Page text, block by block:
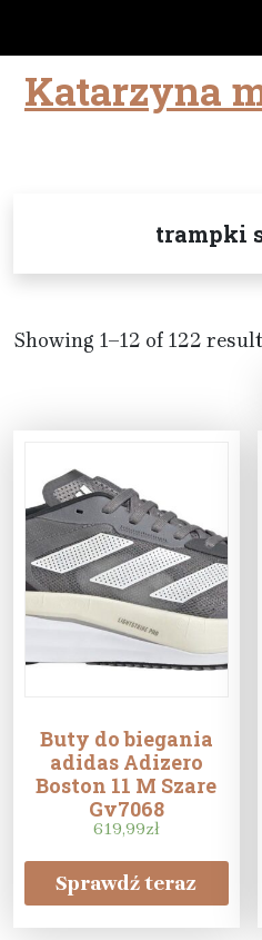
SkipKatarzyna
trampki
Showing 1–12 of 122
Buty do biegania
adidas Adizero
Boston 11 M Szare
Gv7068
619,99zł
Sprawdź teraz